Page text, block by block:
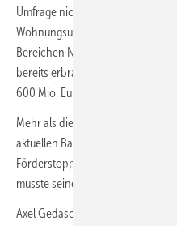
Umfrage nicht wie geplant
Wohnungsunternehmen damit
Bereichen Neubau und
bereits erbrachte
600 Mio. Euro.
Mehr als die Hälfte der GdW-
aktuellen Bau- und
Förderstopps verschieben. Fast
musste seine Neubaupläne
Axel Gedaschko, Präsident des